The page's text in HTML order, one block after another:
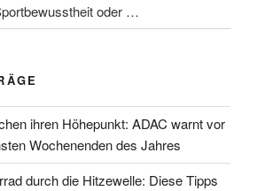
oder …
ihren Höhepunkt: ADAC warnt vor
Wochenenden des Jahres
durch die Hitzewelle: Diese Tipps